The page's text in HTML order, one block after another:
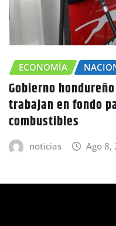
Mundial
aumentos en